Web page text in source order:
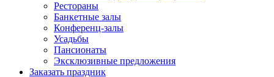
Рестораны
Банкетные залы
Конференц-залы
Усадьбы
Пансионаты
Эксклюзивные предложения
Заказать праздник